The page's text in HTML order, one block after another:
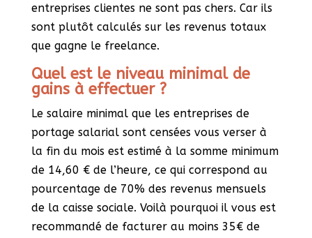
entreprises clientes ne sont pas chers. Car ils
sont plutôt calculés sur les revenus totaux
que gagne le freelance.
Quel est le niveau minimal de
gains à effectuer ?
Le salaire minimal que les entreprises de
portage salarial sont censées vous verser à
la fin du mois est estimé à la somme minimum
de 14,60 € de l’heure, ce qui correspond au
pourcentage de 70% des revenus mensuels
de la caisse sociale. Voilà pourquoi il vous est
recommandé de facturer au moins 35€ de